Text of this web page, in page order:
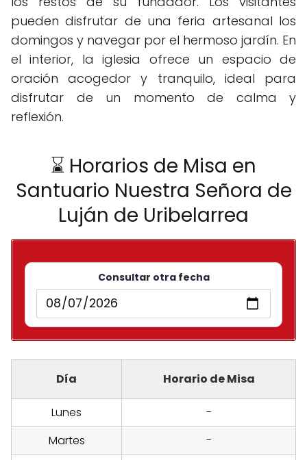
pueden disfrutar de una feria artesanal los
domingos y navegar por el hermoso jardín. En
el interior, la iglesia ofrece un espacio de
oración acogedor y tranquilo, ideal para
disfrutar de un momento de calma y
reflexión.
⌛ Horarios de Misa en
Santuario Nuestra Señora de
Luján de Uribelarrea
Consultar otra fecha
Día Horario de Misa
Lunes
-
Martes
-